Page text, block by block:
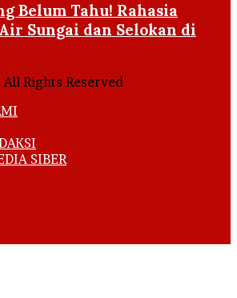
Belum Tahu! Rahasia
Sungai dan Selokan di
Rights Reserved
SIBER